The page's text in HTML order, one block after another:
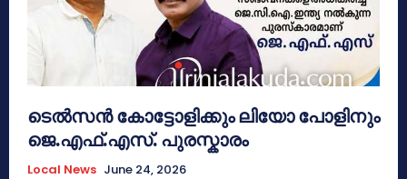
ടെൽസൻ കോട്ടോളിക്കും ലിയോ പോളിനും
ജെ.എഫ്.എസ്. പുരസ്കാരം
Local News June 24, 2026